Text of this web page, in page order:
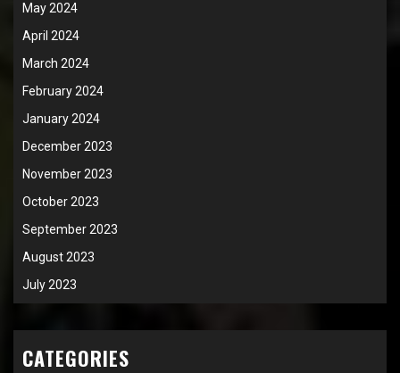
May 2024
April 2024
March 2024
February 2024
January 2024
December 2023
November 2023
October 2023
September 2023
August 2023
July 2023
CATEGORIES